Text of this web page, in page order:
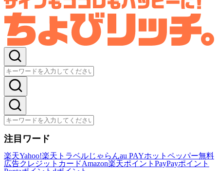
注目ワード
楽天Yahoo!楽天トラベルじゃらんau PAYホットペッパー無料
広告クレジットカードAmazon楽天ポイント PayPayポイント